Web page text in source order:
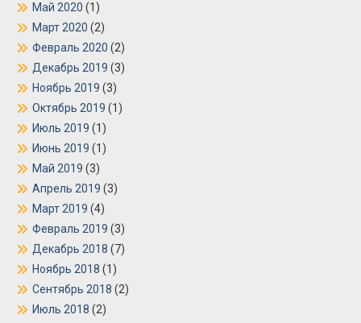
Май 2020 (1)
Март 2020 (2)
Февраль 2020 (2)
Декабрь 2019 (3)
Ноябрь 2019 (3)
Октябрь 2019 (1)
Июль 2019 (1)
Июнь 2019 (1)
Май 2019 (3)
Апрель 2019 (3)
Март 2019 (4)
Февраль 2019 (3)
Декабрь 2018 (7)
Ноябрь 2018 (1)
Сентябрь 2018 (2)
Июль 2018 (2)